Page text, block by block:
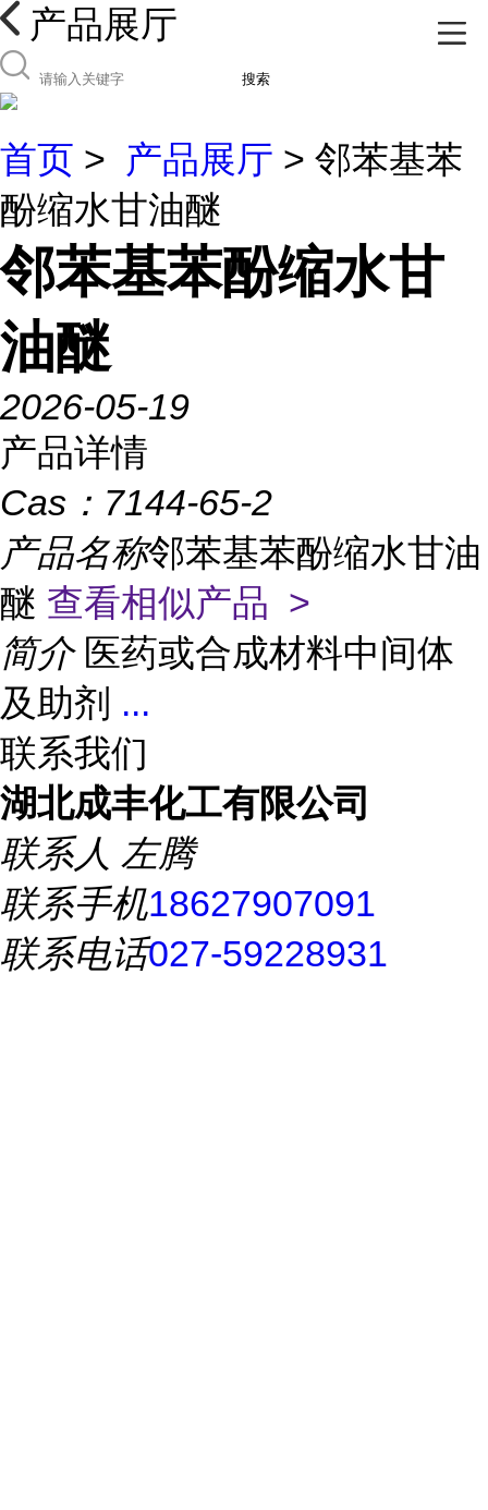
产品展厅
搜索
首页 > 产品展厅 > 邻苯基苯
酚缩水甘油醚
邻苯基苯酚缩水甘
油醚
2026-05-19
产品详情
Cas： 7144-65-2
产品名称邻苯基苯酚缩水甘油
醚 查看相似产品 >
简介 医药或合成材料中间体
及助剂 ...
联系我们
湖北成丰化工有限公司
联系人 左腾
联系手机18627907091
联系电话027-59228931